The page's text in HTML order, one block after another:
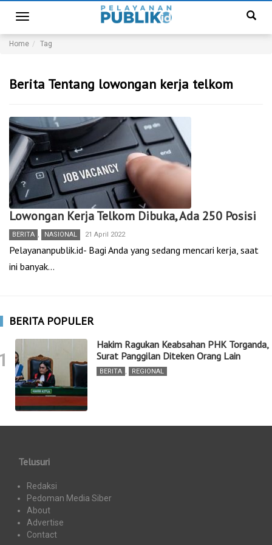
Toggle
navigation
Home Tag
Berita Tentang lowongan kerja telkom
Lowongan Kerja Telkom Dibuka, Ada 250 Posisi
BERITA , NASIONAL 21 April 2022
Pelayananpublik.id- Bagi Anda yang sedang mencari kerja, saat
ini banyak…
BERITA POPULER
Hakim Ragukan Keabsahan PHK Torganda,
Surat Panggilan Diteken Orang Lain
BERITA , REGIONAL
Telusuri
Redaksi
Pedoman Media Siber
About
Advertise
Contact